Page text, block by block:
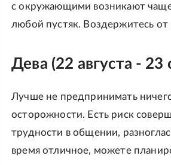
с окружающими возникают
любой пустяк. Воздержитесь
Дева (22 августа - 23
Лучше не предпринимать
осторожности. Есть риск
трудности в общении,
время отличное, можете